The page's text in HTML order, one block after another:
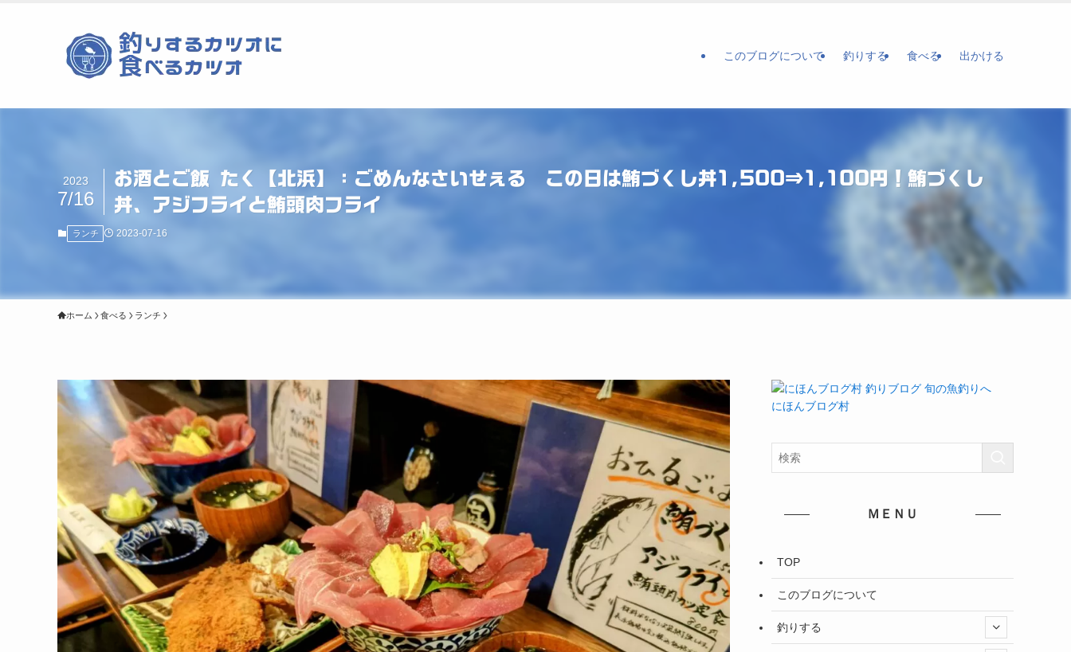
このブログについて 釣りする 食べる 出かける
お酒とご飯 たく【北浜】：ごめんなさいせぇる この日は鮪づくし丼1,500⇒1,100円！鮪づくし
丼、アジフライと鮪頭肉フライ
2023
7/16
ランチ 2023-07-16
ホーム 食べる ランチ
にほんブログ村
ＭＥＮＵ
TOP
このブログについて
釣りする